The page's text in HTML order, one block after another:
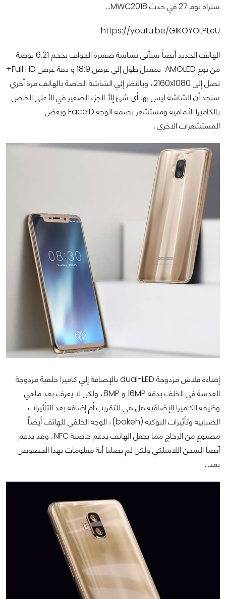
سنراه يوم 27 في حدث MWC2018...
https://youtu.be/GIKOYOLPLeU
الهاتف الجديد أيضاً سيأتي بشاشة صغيرة الحواف بحجم 6.21 بوصة
من نوع AMOLED بمعدل طول إلي عرض 18:9 و دقة عرض Full HD+
تصل إلي 2160x1080، وبالنظر إلي الشاشة الخاصة بالهاتف مرة أخري
سنجد أن الشاشة ليس بها أي شئ إلاً الجزء الصغير في الأعلي الخاص
بالكاميرا الأمامية ومستشعر بصمة الوجه FaceID وبعض
المستشعرات الاخري...
إضاءة فلاش مزدوجة dual-LED بالإضافة إلي كاميرا خلفية مزدوجة
العدسة في الخلف بدقة 16MP و 8MP، ولكن لا يعرف بعد ماهي
وظيفة الكاميرا الإضافية هل هي للتقريب أم إضافة بعد التأثيرات
الضبابية وتأثيرات البوكيه (bokeh)، الوجه الخلفي للهاتف أيضاً
مصنوع من الزجاج مما يجعل الهاتف يدعم خاصية NFC، وقد يدعم
أيضاً الشحن اللاسلكي ولكن لم تصلنا أية معلومات بهذا الخصوص
بعد...